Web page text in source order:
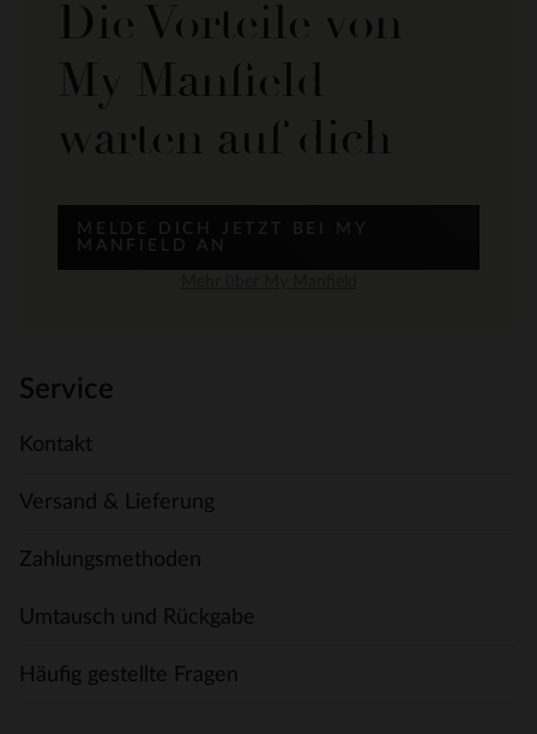
Die Vorteile von
My Manfield
warten auf dich
MELDE DICH JETZT BEI MY
MANFIELD AN
Service
Kontakt
Versand & Lieferung
Zahlungsmethoden
Umtausch und Rückgabe
Häufig gestellte Fragen